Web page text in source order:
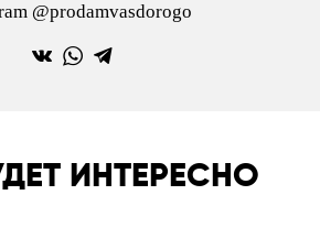
@prodamvasdorogo
ИНТЕРЕСНО